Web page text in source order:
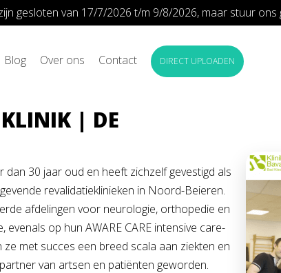
gesloten van 17/7/2026 t/m 9/8/2026, maar stuur
Blog Over ons Contact DIRECT UPLOADEN
| DE
dan 30 jaar oud en heeft zichzelf gevestigd als
revalidatieklinieken in Noord-Beieren.
afdelingen voor neurologie, orthopedie en
evenals op hun AWARE CARE intensive care-
ze met succes een breed scala aan ziekten en
van artsen en patiënten geworden.